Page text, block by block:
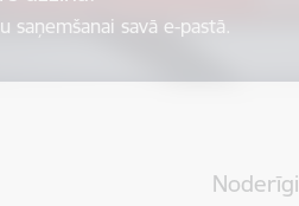
saņemšanai savā e-pastā.
Noderīgi